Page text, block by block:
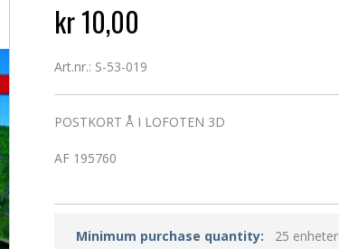
kr 10,00
Art.nr.: S-53-019
POSTKORT Å I LOFOTEN 3D
AF 195760
Minimum purchase quantity: 25 enheter